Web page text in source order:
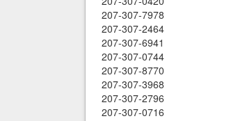
207-307-7978
207-307-2464
207-307-6941
207-307-0744
207-307-8770
207-307-3968
207-307-2796
207-307-0716